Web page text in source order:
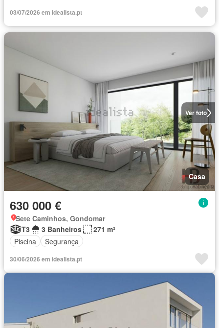
03/07/2026 em idealista.pt
Ver foto
Casa
630 000 €
Sete Caminhos, Gondomar
T3
3 Banheiros
271 m²
Piscina
Segurança
30/06/2026 em idealista.pt